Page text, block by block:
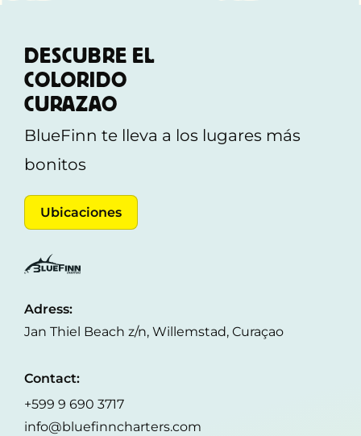
DESCUBRE EL
COLORIDO
CURAZAO
BlueFinn te lleva a los lugares más
bonitos
Ubicaciones
Adress:
Jan Thiel Beach z/n, Willemstad, Curaçao
Contact:
+599 9 690 3717
info@bluefinncharters.com